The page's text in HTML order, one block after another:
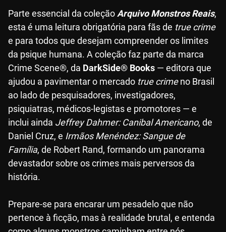
Parte essencial da coleção Arquivo Monstros Reais,
esta é uma leitura obrigatória para fãs de true crime
e para todos que desejam compreender os limites
da psique humana. A coleção faz parte da marca
Crime Scene®, da DarkSide® Books — editora que
ajudou a pavimentar o mercado true crimeno Brasil
ao lado de pesquisadores, investigadores,
psiquiatras, médicos-legistas e promotores — e
inclui ainda Jeffrey Dahmer: Canibal Americano, de
Daniel Cruz, e Irmãos Menéndez: Sangue de
Família, de Robert Rand, formando um panorama
devastador sobre os crimes mais perversos da
história.
Prepare-se para encarar um pesadelo que não
pertence à ficção, mas à realidade brutal, e entenda